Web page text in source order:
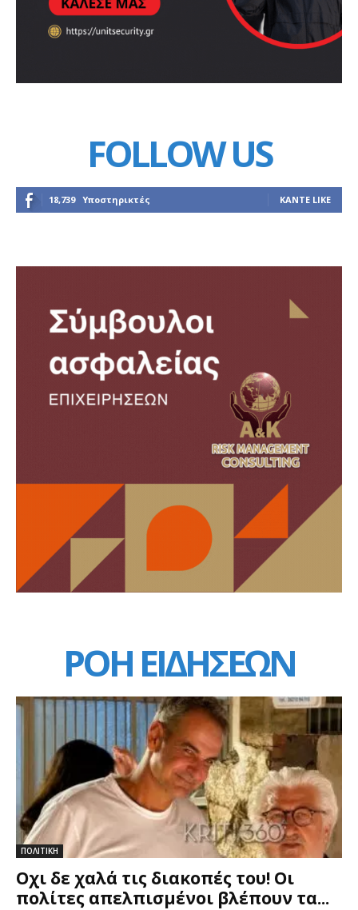
FOLLOW US
18,739 Υποστηρικτές ΚΆΝΤΕ LIKE
ΡΟΗ ΕΙΔΗΣΕΩΝ
ΠΟΛΙΤΙΚΗ
Οχι δε χαλά τις διακοπές του! Οι
πολίτες απελπισμένοι βλέπουν τα...